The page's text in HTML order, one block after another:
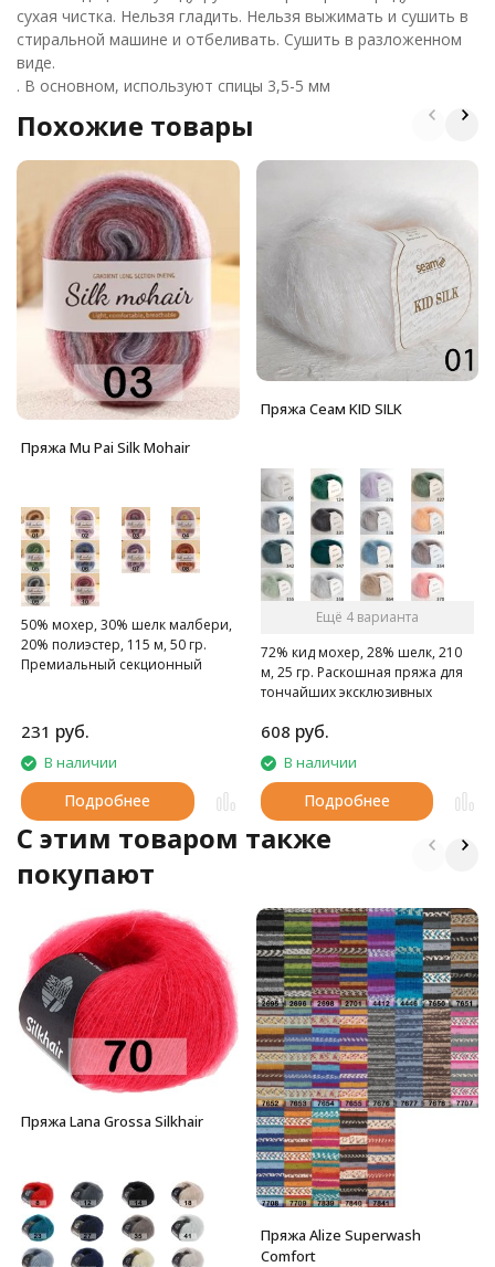
сухая чистка. Нельзя гладить. Нельзя выжимать и сушить в
стиральной машине и отбеливать. Сушить в разложенном
виде.
. В основном, используют спицы 3,5-5 мм
Похожие товары
Пряжа Mu Pai Silk Mohair
50% мохер, 30% шелк малбери,
20% полиэстер, 115 м, 50 гр.
Премиальный секционный
231 руб.
В наличии
Подробнее
Пряжа Сеам KID SILK
Ещё 4 варианта
72% кид мохер, 28% шелк, 210
м, 25 гр. Раскошная пряжа для
тончайших эксклюзивных
608 руб.
В наличии
Подробнее
C этим товаром также
покупают
Пряжа Lana Grossa Silkhair
Пряжа Alize Superwash
Comfort